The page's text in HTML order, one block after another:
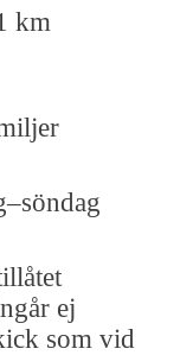
km
ej
som vid